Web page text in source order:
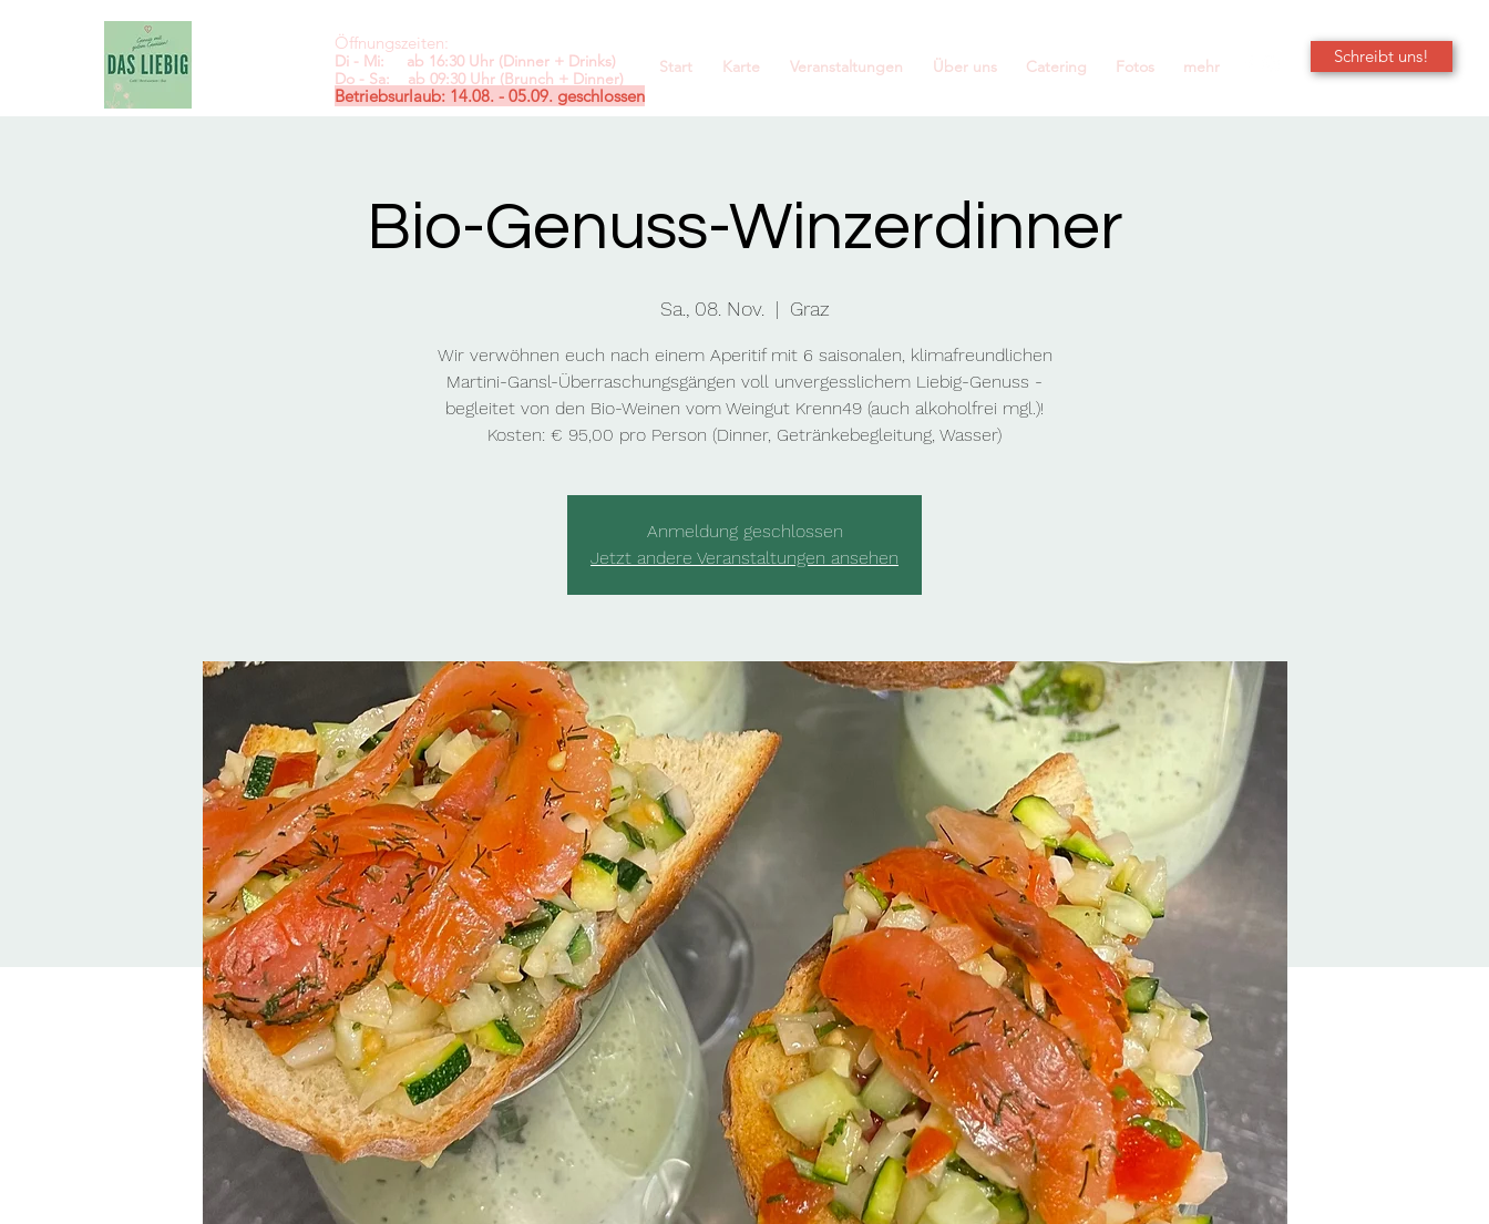
Schreibt uns!
Öffnungszeiten:
Di - Mi: ab 16:30 Uhr (Dinner + Drinks)
Do - Sa: ab 09:30 Uhr (Brunch + Dinner)
Betriebsurlaub: 14.08. - 05.09. geschlossen
Start Karte Veranstaltungen Über uns Catering Fotos mehr
Bio-Genuss-Winzerdinner
Sa., 08. Nov.
  |
Graz
Wir verwöhnen euch nach einem Aperitif mit 6 saisonalen, klimafreundlichen
Martini-Gansl-Überraschungsgängen voll unvergesslichem Liebig-Genuss -
begleitet von den Bio-Weinen vom Weingut Krenn49 (auch alkoholfrei mgl.)!
Kosten: € 95,00 pro Person (Dinner, Getränkebegleitung, Wasser)
Anmeldung geschlossen
Jetzt andere Veranstaltungen ansehen